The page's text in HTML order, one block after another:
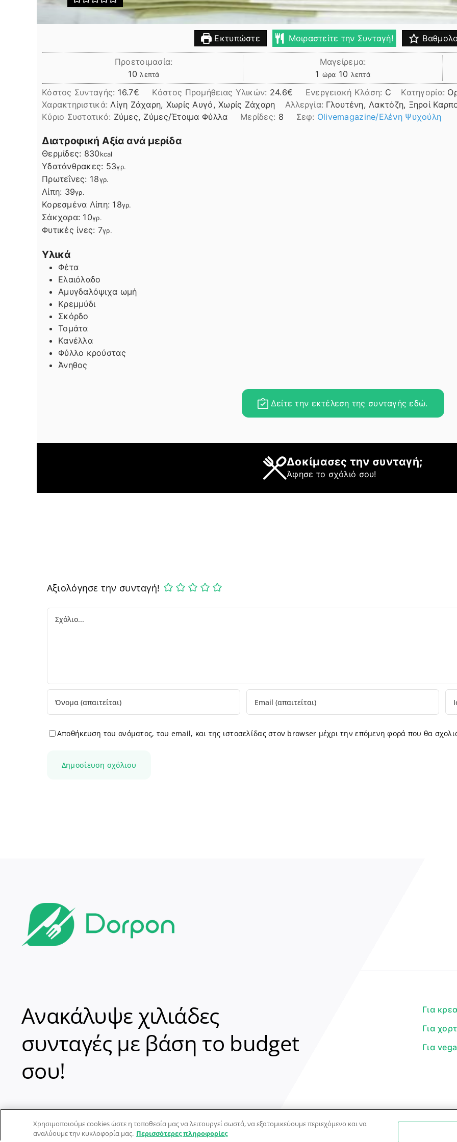
Εκτυπώστε Μοιραστείτε την Συνταγή!
Προετοιμασία:
10 λεπτά
λεπτά
Μαγείρεμα:
1 ώρα
ώρα 10 λεπτά
λεπτά
Κόστος Συνταγής: 16.7€ Kόστος Προμήθειας Υλικών: 24.6 Ενεργειακή Κλάση: C Κατηγορία:
Χαρακτηριστικά: Λίγη Ζάχαρη, Χωρίς Αυγό, Χωρίς Ζάχαρη Αλλεργία: Γλουτένη, Λακτόζη, Ξηροί
Kύριο Συστατικό: Ζύμες, Ζύμες/Έτοιμα Φύλλα Μερίδες: 8 Σεφ: Olivemagazine/Ελένη Ψυχούλη
Διατροφική Αξία ανά μερίδα
Θερμίδες: 830kcal
Υδατάνθρακες: 53γρ.
Πρωτεΐνες: 18γρ.
Λίπη
Λίπη: 39γρ.
Κορεσμένα Λίπη: 18γρ.
Σάκχαρα: 10γρ.
Φυτικές ίνες: 7γρ.
Υλικά
Φέτα
Ελαιόλαδο
Αμυγδαλόψιχα ωμή
Κρεμμύδι
Σκόρδο
Τομάτα
Κανέλλα
Φύλλο κρούστας
Άνηθος
Δείτε την εκτέλεση της συνταγής εδώ.
Δοκίμασες την συνταγή;
Άφησε το σχόλιό σου!
Αξιολόγησε την συνταγή!
Comment
Αποθήκευση του ονόματος, του email, και της ιστοσελίδας στον browser μέχρι την επόμενη φορά που θα
Ανακάλυψε χιλιάδες
συνταγές με βάση το budget
σου!
Για
Για
Για
Χρησιμοποιούμε cookies ώστε η τοποθεσία μας να λειτουργεί σωστά, να εξατομικεύουμε περιεχόμενο και να
αναλύουμε την κυκλοφορία μας. Περισσότερες πληροφορίες